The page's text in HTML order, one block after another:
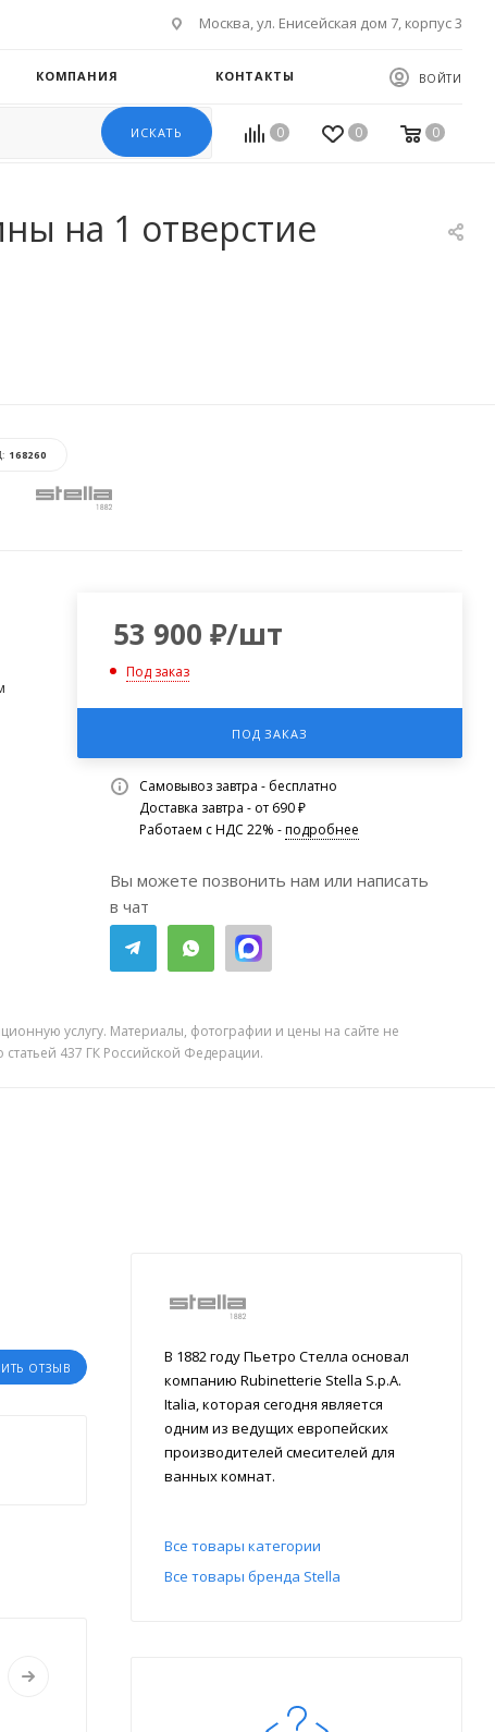
Москва, ул. Енисейская дом 7, корпус 3
КОМПАНИЯ КОНТАКТЫ ВОЙТИ
ИСКАТЬ 0 0 0
на 1 отверстие
168260
53 900 ₽/шт
Под заказ
ПОД ЗАКАЗ
Самовывоз завтра - бесплатно
Доставка завтра - от 690 ₽
Работаем с НДС 22% -подробнее
Вы можете позвонить нам или написать
в чат
услугу. Материалы, фотографии и цены на сайте не
статьей 437 ГК Российской Федерации.
ОТЗЫВ
В 1882 году Пьетро Стелла основал
компанию Rubinetterie Stella S.p.A.
Italia, которая сегодня является
одним из ведущих европейских
производителей смесителей для
ванных комнат.
Все товары категории
Все товары бренда Stella